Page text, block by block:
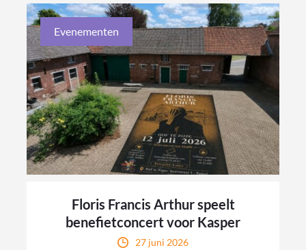
Evenementen
Floris Francis Arthur speelt
benefietconcert voor Kasper
27 juni 2026